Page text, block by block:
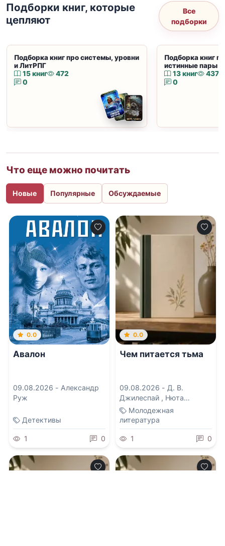
Подборки книг, которые
цепляют
Все
подборки
Подборка книг про системы, уровни
и ЛитРПГ
15 книг
472
0
Подборка книг
истинные пары
13 книг
437
0
Что еще можно почитать
Новые Популярные Обсуждаемые
0.0
Авалон
09.08.2026 - Александр
Руж
Детективы
1 0
0.0
Чем питается тьма
09.08.2026 - Д. В.
Джилеспай , Нюта
Колесникова
Молодежная
литература
1 0